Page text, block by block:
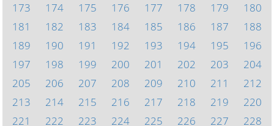
173
174 175 176 177 178 179
180
181
182 183 184 185 186 187
188
189
190 191 192 193 194 195
196
197
198 199 200 201 202 203
204
205
206 207 208 209 210 211
212
213
214 215 216 217 218 219
220
221
222 223 224 225 226 227
228